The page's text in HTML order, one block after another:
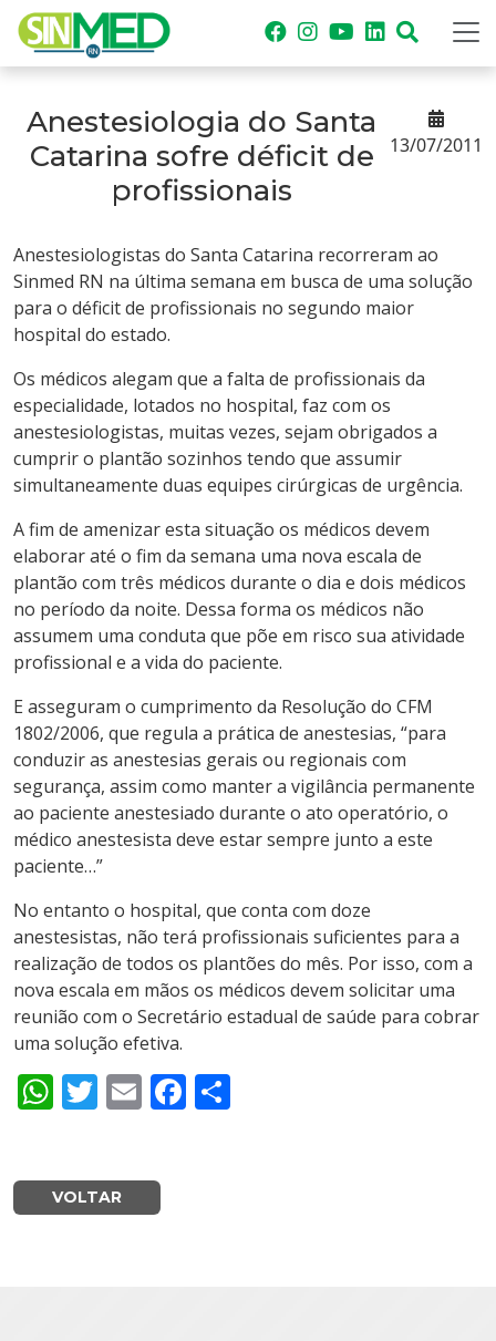
Anestesiologia do Santa
Catarina sofre déficit de
profissionais
13/07/2011
Anestesiologistas do Santa Catarina recorreram ao
Sinmed RN na última semana em busca de uma solução
para o déficit de profissionais no segundo maior
hospital do estado.
Os médicos alegam que a falta de profissionais da
especialidade, lotados no hospital, faz com os
anestesiologistas, muitas vezes, sejam obrigados a
cumprir o plantão sozinhos tendo que assumir
simultaneamente duas equipes cirúrgicas de urgência.
A fim de amenizar esta situação os médicos devem
elaborar até o fim da semana uma nova escala de
plantão com três médicos durante o dia e dois médicos
no período da noite. Dessa forma os médicos não
assumem uma conduta que põe em risco sua atividade
profissional e a vida do paciente.
E asseguram o cumprimento da Resolução do CFM
1802/2006, que regula a prática de anestesias, “para
conduzir as anestesias gerais ou regionais com
segurança, assim como manter a vigilância permanente
ao paciente anestesiado durante o ato operatório, o
médico anestesista deve estar sempre junto a este
paciente…”
No entanto o hospital, que conta com doze
anestesistas, não terá profissionais suficientes para a
realização de todos os plantões do mês. Por isso, com a
nova escala em mãos os médicos devem solicitar uma
reunião com o Secretário estadual de saúde para cobrar
uma solução efetiva.
WhatsApp
Twitter
EmailFacebook
VOLTAR